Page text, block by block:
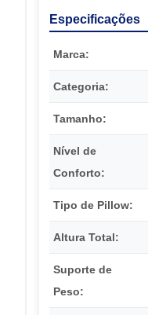
Especificações
Marca:
Categoria:
Tamanho:
Nível de
Conforto:
Tipo de Pillow:
Altura Total:
Suporte de
Peso: